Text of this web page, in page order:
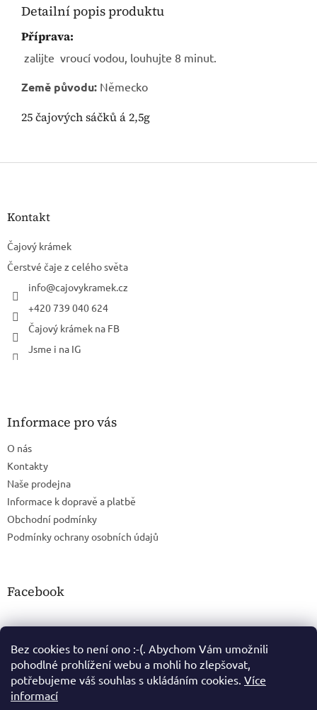
Bez cookies to není ono :-(. Abychom Vám umožnili
pohodlné prohlížení webu a mohli ho zlepšovat,
potřebujeme váš souhlas s ukládáním cookies. Více
informací
Detailní popis produktu
Příprava:
zalijte vroucí vodou, louhujte 8 minut.
Země původu: Německo
25 čajových sáčků á 2,5g
Z
Kontakt
Čajový krámek
Čerstvé čaje z celého světa
info@cajovykramek.cz
+420 739 040 624
Čajový krámek na FB
Jsme i na IG
Informace pro vás
O nás
Kontakty
Naše prodejna
Informace k dopravě a platbě
Obchodní podmínky
Podmínky ochrany osobních údajů
Facebook